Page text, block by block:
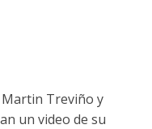
Treviño y
un video de su